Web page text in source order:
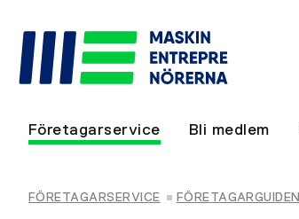
Företagarservice Bli medlem
FÖRETAGARSERVICE FÖRETAGARGUIDEN